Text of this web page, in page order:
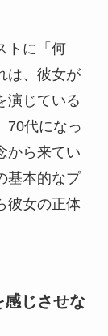
トに「何
は、彼女が
演じている
70代になっ
から来てい
基本的なプ
彼女の正体
感じさせな